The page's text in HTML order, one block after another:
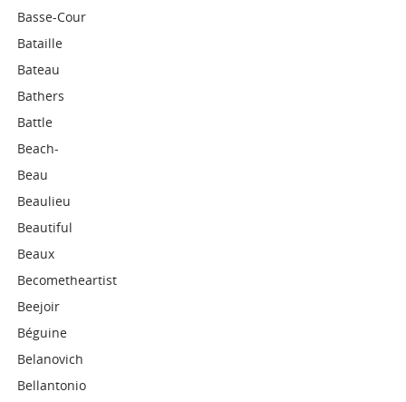
Basse-Cour
Bataille
Bateau
Bathers
Battle
Beach-
Beau
Beaulieu
Beautiful
Beaux
Becometheartist
Beejoir
Béguine
Belanovich
Bellantonio